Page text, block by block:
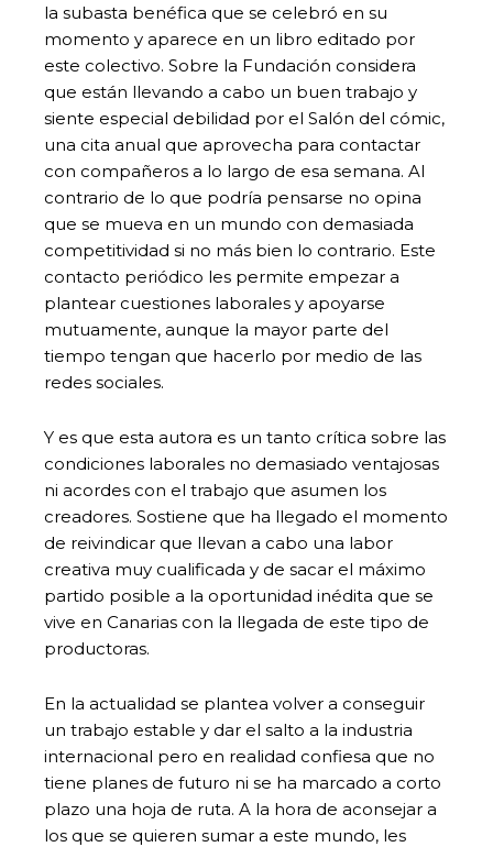
la subasta benéfica que se celebró en su
momento y aparece en un libro editado por
este colectivo. Sobre la Fundación considera
que están llevando a cabo un buen trabajo y
siente especial debilidad por el Salón del cómic,
una cita anual que aprovecha para contactar
con compañeros a lo largo de esa semana. Al
contrario de lo que podría pensarse no opina
que se mueva en un mundo con demasiada
competitividad si no más bien lo contrario. Este
contacto periódico les permite empezar a
plantear cuestiones laborales y apoyarse
mutuamente, aunque la mayor parte del
tiempo tengan que hacerlo por medio de las
redes sociales.
Y es que esta autora es un tanto crítica sobre las
condiciones laborales no demasiado ventajosas
ni acordes con el trabajo que asumen los
creadores. Sostiene que ha llegado el momento
de reivindicar que llevan a cabo una labor
creativa muy cualificada y de sacar el máximo
partido posible a la oportunidad inédita que se
vive en Canarias con la llegada de este tipo de
productoras.
En la actualidad se plantea volver a conseguir
un trabajo estable y dar el salto a la industria
internacional pero en realidad confiesa que no
tiene planes de futuro ni se ha marcado a corto
plazo una hoja de ruta. A la hora de aconsejar a
los que se quieren sumar a este mundo, les